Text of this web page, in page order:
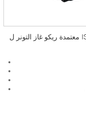
ISO9001 / ISO14001 معتمدة ريكو غاز التونر ل